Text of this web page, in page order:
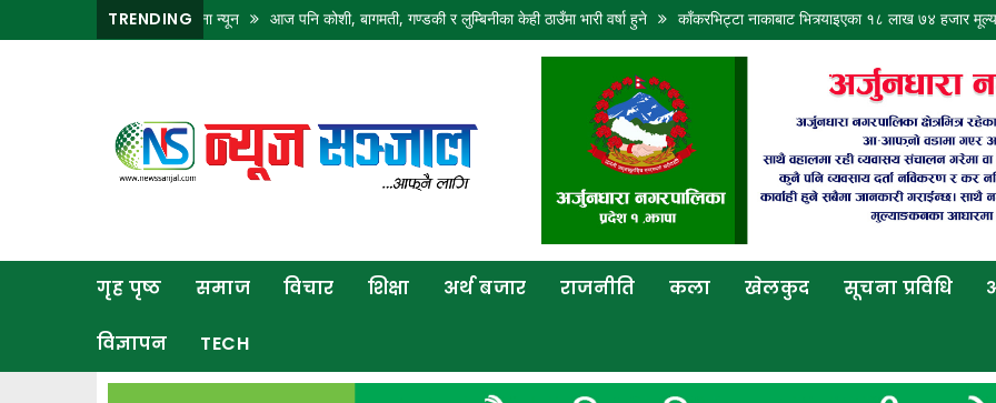
TRENDING
घाम, पानी पर्ने सम्भावना न्यून आज पनि कोशी, बागमती, गण्डकी र लुम्बिनीका केही ठाउँमा भारी वर्षा हुने काँकरभिट्टा नाकाबाट भित्र्याइएका १८ लाख ७४ हजार मूल्यकाे
गृह पृष्ठ समाज विचार शिक्षा अर्थ बजार राजनीति कला खेलकुद सूचना प्रविधि
विज्ञापन TECH
राजनीति